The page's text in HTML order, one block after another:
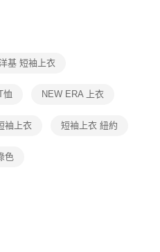
」之結帳頁面顯示為準，若有關於
相關疑問，請聯繫「AFTEE先享後付
support/home
之「AFTEE先享後付」服務完成之交
理人或監護人之同意方可使用
據個別帳號之用戶狀況，依本公司即
基 短袖上衣
恤 NEW ERA 上衣
袖上衣 短袖上衣 紐約
色